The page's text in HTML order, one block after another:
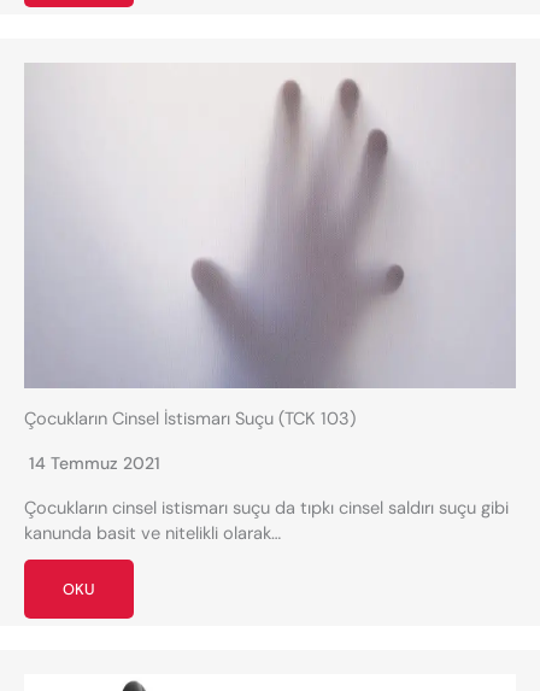
Çocukların Cinsel İstismarı Suçu (TCK 103)
14 Temmuz 2021
Çocukların cinsel istismarı suçu da tıpkı cinsel saldırı suçu gibi
kanunda basit ve nitelikli olarak…
OKU